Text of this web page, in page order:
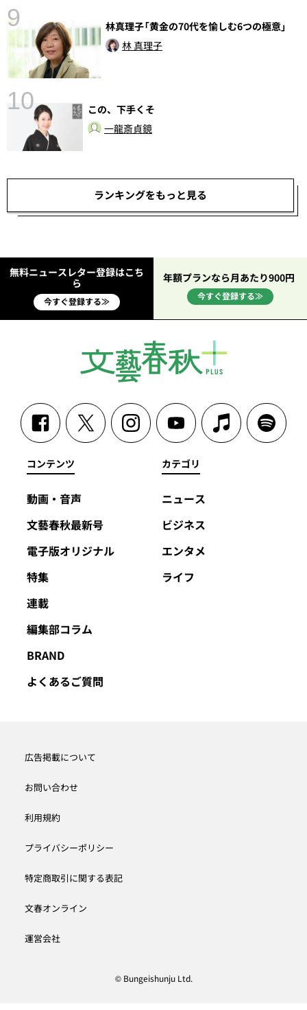
9
林真理子「黄金の70代を愉しむ6つの極意」
林 真理子
10
この、下手くそ
一龍斎貞鏡
ランキングをもっと見る
無料ニュースレター登録はこち
ら
今すぐ登録する≫
年額プランなら月あたり900円
今すぐ登録する≫
コンテンツ
動画・音声
文藝春秋最新号
電子版オリジナル
特集
連載
編集部コラム
BRAND
よくあるご質問
カテゴリ
ニュース
ビジネス
エンタメ
ライフ
広告掲載について
お問い合わせ
利用規約
プライバシーポリシー
特定商取引に関する表記
文春オンライン
運営会社
© Bungeishunju Ltd.